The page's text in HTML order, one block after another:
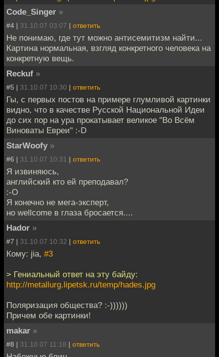
Code_Singer »
#4 | 31.10.07 03:07 | ответить
Не понимаю, где тут можно антисемитизм найти...
Картина нормальная, взгляд конкретного человека на
конкретную вещь.
Reckuf »
#5 | 31.10.07 10:30 | ответить
Гы, с первых постов на примере глумливой картинки
видно, что в качестве Русской Национальной Идеи
до сих пор на ура прокатывает великое "Во Всём
Виноваты Евреи" :-D
StarWoofy »
#6 | 31.10.07 10:31 | ответить
Я извиняюсь,
английский кто ей преподавал?
:-O
Я конечно не мега-эксперт,
но wellcome в глаза бросается....
Hador »
#7 | 31.10.07 10:32 | ответить
Кому: jia, #3
> Гениальный ответ на эту байду:
http://metallurg.lipetsk.ru/temp/hades.jpg
Поляризация общества? :-))))))
Причем обе картинки!
makar »
#8 | 31.10.07 11:18 | ответить